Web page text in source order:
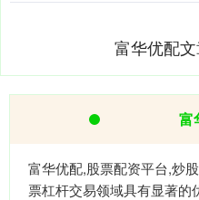
富华优配
富
富华优配,股票配资平台,炒
票杠杆交易领域具有显著的